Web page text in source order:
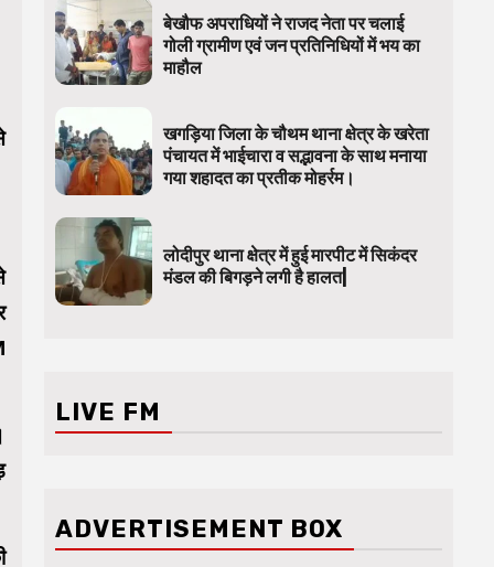
बेखौफ अपराधियों ने राजद नेता पर चलाई
गोली ग्रामीण एवं जन प्रतिनिधियों में भय का
माहौल
खगड़िया जिला के चौथम थाना क्षेत्र के खरेता
पंचायत में भाईचारा व सद्भावना के साथ मनाया
गया शहादत का प्रतीक मोहर्रम।
लोदीपुर थाना क्षेत्र में हुई मारपीट में सिकंदर
मंडल की बिगड़ने लगी है हालत|
LIVE FM
ADVERTISEMENT BOX